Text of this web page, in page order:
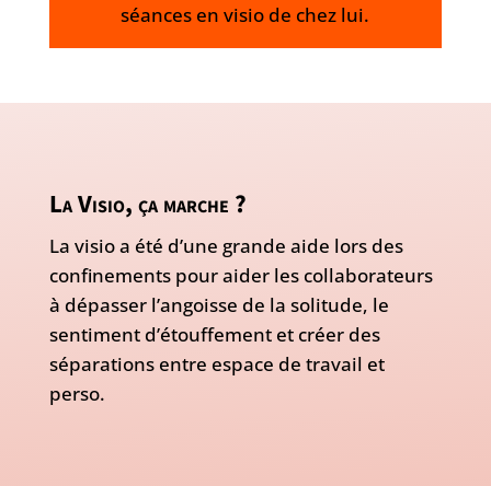
séances en visio de chez lui.
La Visio, ça marche ?
La visio a été d’une grande aide lors des
confinements pour aider les collaborateurs
à dépasser l’angoisse de la solitude, le
sentiment d’étouffement et créer des
séparations entre espace de travail et
perso.